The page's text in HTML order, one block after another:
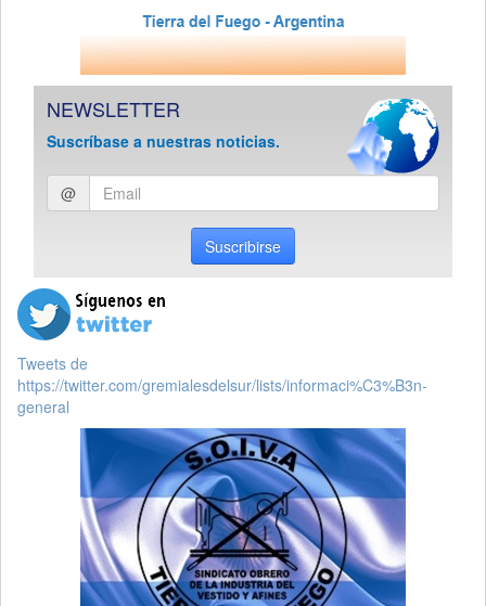
NEWSLETTER
Suscríbase a nuestras noticias.
Ingresar
email
@
Suscribirse
Tweets de
https://twitter.com/gremialesdelsur/lists/informaci%C3%B3n-
general